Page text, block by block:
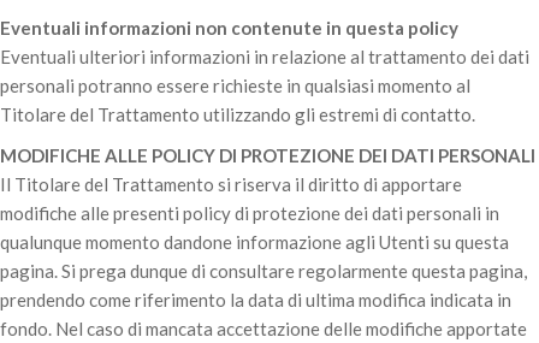
Eventuali informazioni non contenute in questa policy
Eventuali ulteriori informazioni in relazione al trattamento dei dati
personali potranno essere richieste in qualsiasi momento al
Titolare del Trattamento utilizzando gli estremi di contatto.
MODIFICHE ALLE POLICY DI PROTEZIONE DEI DATI PERSONALI
Il Titolare del Trattamento si riserva il diritto di apportare
modifiche alle presenti policy di protezione dei dati personali in
qualunque momento dandone informazione agli Utenti su questa
pagina. Si prega dunque di consultare regolarmente questa pagina,
prendendo come riferimento la data di ultima modifica indicata in
fondo. Nel caso di mancata accettazione delle modifiche apportate